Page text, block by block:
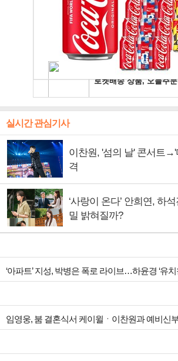
실시간 관심기사
이찬원, '섬의 날' 콘서트
격
‘사랑이 온다’ 안희연, 하
밀 밝혀질까?
‘아파트’ 지성, 박병은 폭로 라이브…하윤경 ‘유치
임영웅, 붐 결혼식서 케이윌ㆍ이찬원과 예비신